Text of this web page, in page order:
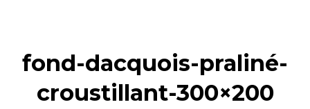
fond-dacquois-praliné-
croustillant-300×200